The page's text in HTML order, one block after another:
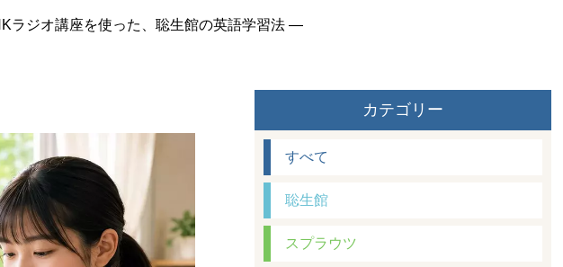
ラジオ講座を使った、聡生館の英語学習法 ―
カテゴリー
すべて
聡生館
スプラウツ